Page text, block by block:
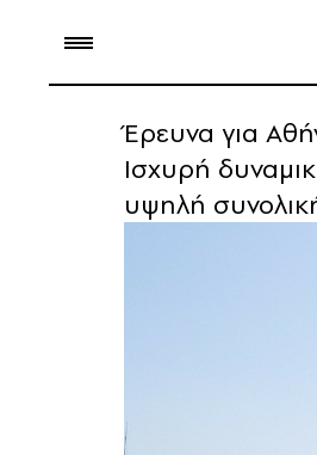
Έρευνα για
Ισχυρή
υψηλή